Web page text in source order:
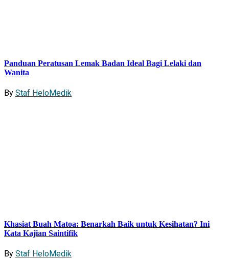
Panduan Peratusan Lemak Badan Ideal Bagi Lelaki dan
Wanita
By Staf HeloMedik
Khasiat Buah Matoa: Benarkah Baik untuk Kesihatan? Ini
Kata Kajian Saintifik
By Staf HeloMedik